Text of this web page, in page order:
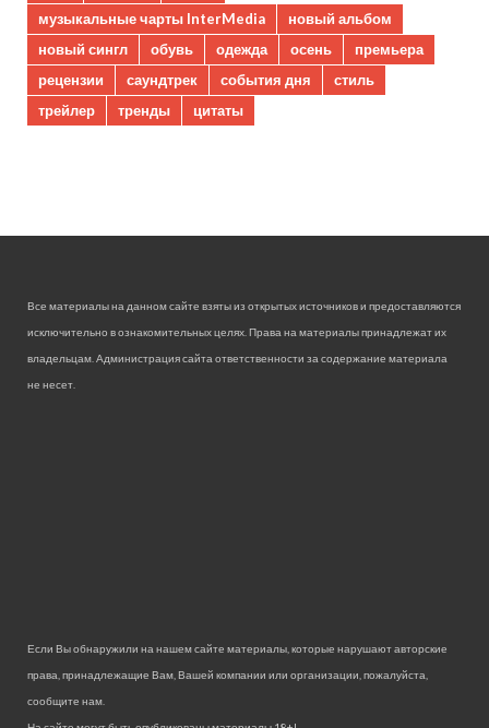
музыкальные чарты InterMedia
новый альбом
новый сингл
обувь одежда осень
премьера
рецензии
саундтрек события дня
стиль
трейлер
тренды цитаты
Все материалы на данном сайте взяты из открытых источников и предоставляются
исключительно в ознакомительных целях. Права на материалы принадлежат их
владельцам. Администрация сайта ответственности за содержание материала
не несет.
Если Вы обнаружили на нашем сайте материалы, которые нарушают авторские
права, принадлежащие Вам, Вашей компании или организации, пожалуйста,
сообщите нам.